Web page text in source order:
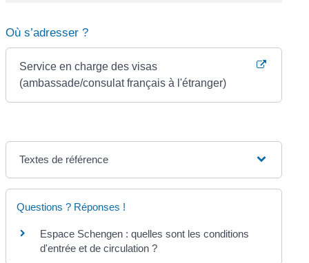
Où s’adresser ?
Service en charge des visas
(ambassade/consulat français à l'étranger)
Textes de référence
Questions ? Réponses !
Espace Schengen : quelles sont les conditions
d'entrée et de circulation ?